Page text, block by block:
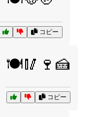
コピー
🍽️🥢🍷🍰
コピー